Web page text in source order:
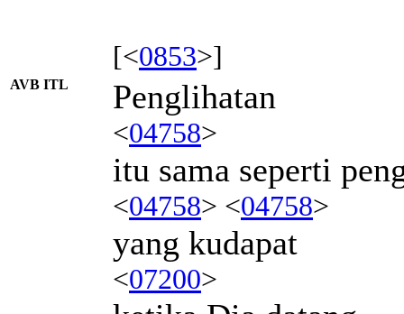
[<0853>]
AVB ITL Penglihatan
<04758>
itu sama seperti
<04758> <04758>
yang kudapat
<07200>